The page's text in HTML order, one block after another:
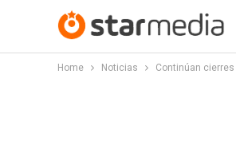
Home Noticias Continúan